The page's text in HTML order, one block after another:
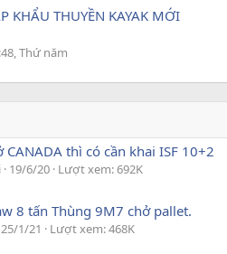
KHẨU THUYỀN KAYAK MỚI
Thứ năm
CANADA thì có cần khai ISF 10+2
19/6/20 Lượt xem: 692K
8 tấn Thùng 9M7 chở pallet.
25/1/21
Lượt xem: 468K